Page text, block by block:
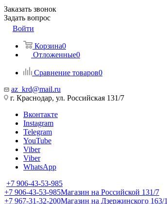
Заказать звонок
Задать вопрос
Войти
Корзина0
Отложенные0
Сравнение товаров0
az_krd@mail.ru
г. Краснодар, ул. Российская 131/7
Вконтакте
Instagram
Telegram
YouTube
Viber
Viber
WhatsApp
+7 906-43-53-985
+7 906-43-53-985Магазин на Российской 131/7
+7 967-31-32-200Магазин на Дзержинского 163/1